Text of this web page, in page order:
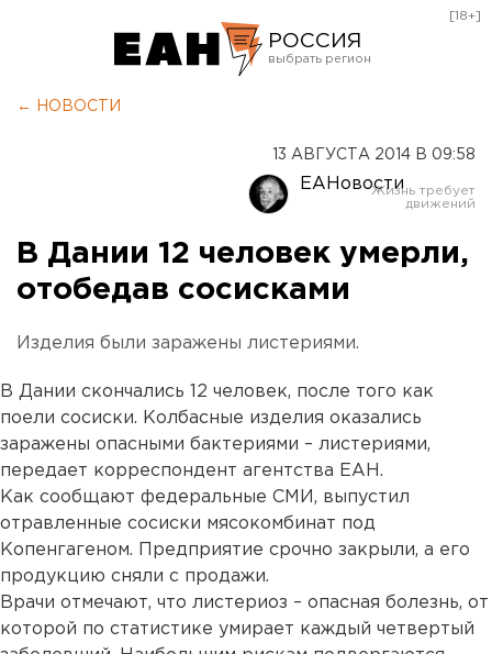
РОССИЯ
Оренбург
[18+]
← НОВОСТИ
13 АВГУСТА 2014 В 09:58
ЕАНовости
В Дании 12 человек умерли,
отобедав сосисками
Изделия были заражены листериями.
В Дании скончались 12 человек, после того как
поели сосиски. Колбасные изделия оказались
заражены опасными бактериями – листериями,
передает корреспондент агентства ЕАН.
Как сообщают федеральные СМИ, выпустил
отравленные сосиски мясокомбинат под
Копенгагеном. Предприятие срочно закрыли, а его
продукцию сняли с продажи.
Врачи отмечают, что листериоз – опасная болезнь, от
которой по статистике умирает каждый четвертый